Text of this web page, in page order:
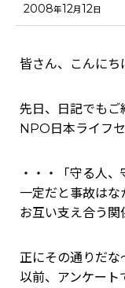
2008年12月12日
皆さん、こんにち
先日、日記でも
NPO日本ライフ
・・・「守る人
一定だと事故は
お互い支え合う関
正にその通りだな
以前、アンケー